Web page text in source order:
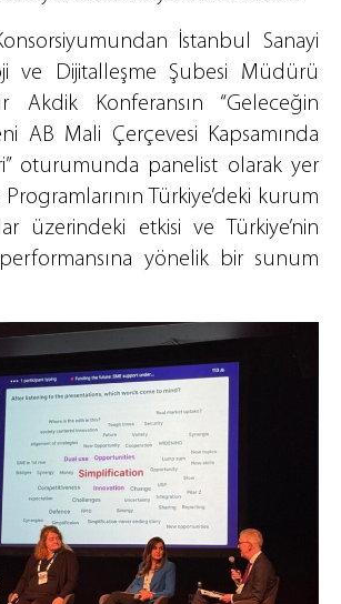
İstanbul Sanayi
ve Dijitalleşme Şubesi Müdürü
Akdik Konferansın “Geleceğin
AB Mali Çerçevesi Kapsamında
oturumunda panelist olarak yer
Türkiye’deki kurum
üzerindeki etkisi ve Türkiye’nin
yönelik bir sunum